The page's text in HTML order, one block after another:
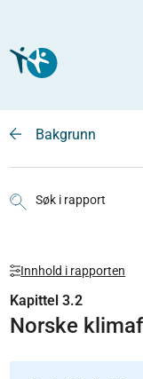
Bakgrunn
Søk i rapport
Innhold i rapporten
Kapittel 3.2
Norske